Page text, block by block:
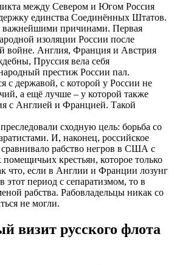
между Севером и Югом Россия
единства Соединённых Штатов.
важнейшими причинами. Первая
изоляции России после
войне. Англия, Франция и Австрия
Пруссия вела себя
престиж России пал.
с державой, с которой у России не
а ещё лучше – у которой также
с Англией и Францией. Такой
сходную цель: борьба со
И, наконец, российское
рабство негров в США с
крестьян, которое только
что, если в Англии и Франции лозунг
этот период с сепаратизмом, то в
рабства. Рабовладельцы никак со
не могли.
визит русского флота